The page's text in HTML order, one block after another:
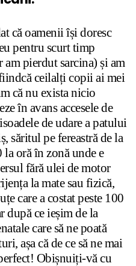
că oamenii își doresc
pentru scurt timp
am pierdut sarcina) și am
ceilalți copii ai mei
că nu exista nicio
în avans accesele de
de udare a patului
săritul pe fereastră de la
oră în zonă unde e
fără ulei de motor
la mate sau fizică,
care a costat peste 100
după ce ieșim de la
care să ne poată
așa că de ce să ne mai
Obișnuiți-vă cu